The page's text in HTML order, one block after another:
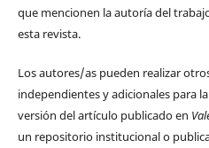
que mencionen la autoría del
esta revista.
Los autores/as pueden realizar
independientes y adicionales para
versión del artículo publicado en
un repositorio institucional o